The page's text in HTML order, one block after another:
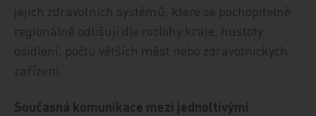
jejich zdravotních systémů, které se pochopitelně
regionálně odlišují dle rozlohy kraje, hustoty
osídlení, počtu větších měst nebo zdravotnických
zařízení.
Současná komunikace mezi jednoltivými